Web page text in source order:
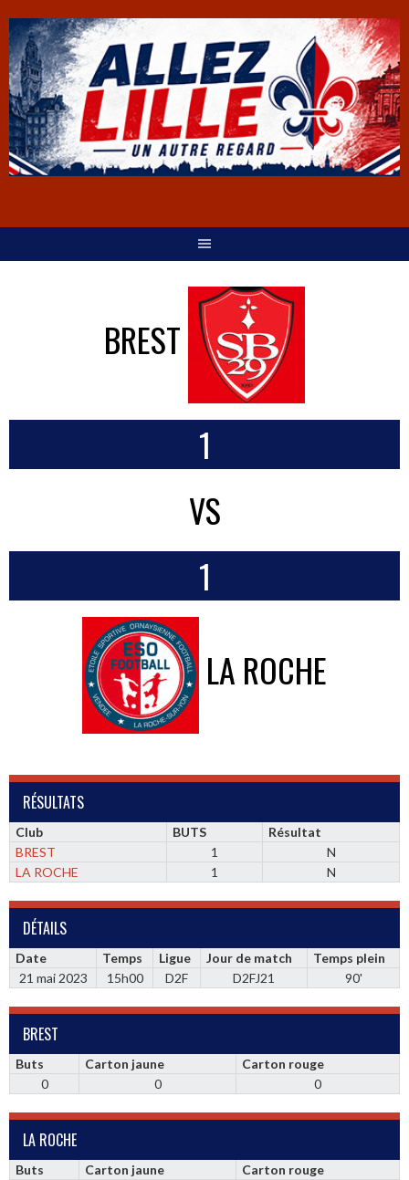
BREST
1
VS
1
LA ROCHE
RÉSULTATS
Club BUTS
Résultat
BREST
1
N
LA ROCHE
1 N
DÉTAILS
Date Temps Ligue Jour de match
Temps plein
21 mai 2023
15h00 D2F D2FJ21 90'
BREST
Buts Carton jaune
Carton rouge
0
0 0
LA ROCHE
Buts Carton jaune
Carton rouge